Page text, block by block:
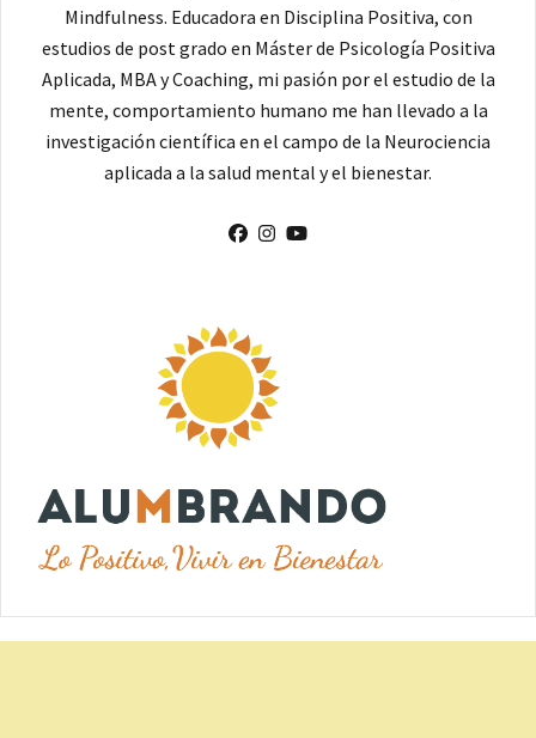
Mindfulness. Educadora en Disciplina Positiva, con
estudios de post grado en Máster de Psicología Positiva
Aplicada, MBA y Coaching, mi pasión por el estudio de la
mente, comportamiento humano me han llevado a la
investigación científica en el campo de la Neurociencia
aplicada a la salud mental y el bienestar.